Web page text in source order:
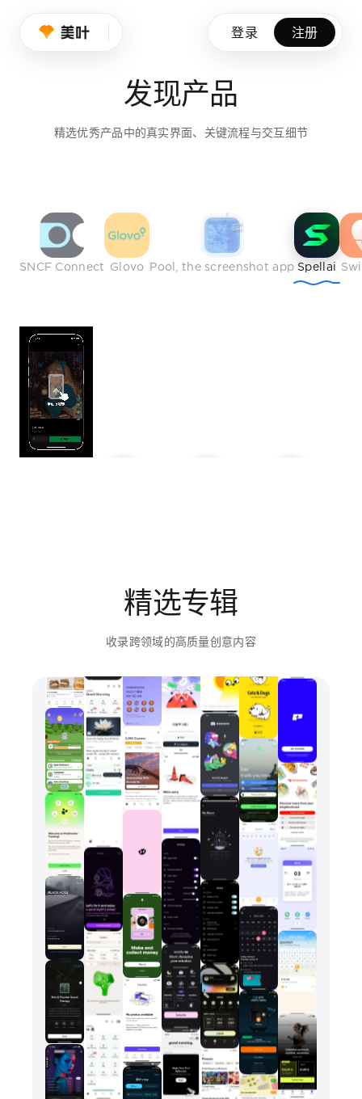
登录 注册
设计师的品味养成
发现产品
精选优秀产品中的真实界面、关键流程与交互细节
SNCF Connect Glovo Pool, the screenshot app Spellai
精选专辑
收录跨领域的高质量创意内容